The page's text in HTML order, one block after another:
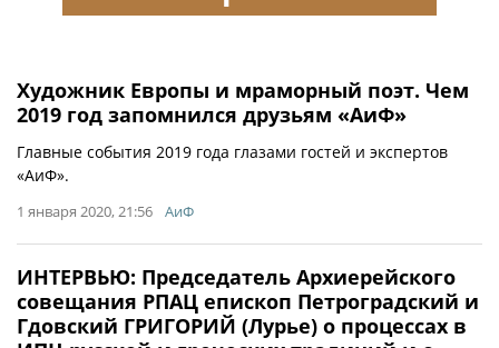
Художник Европы и мраморный поэт. Чем
2019 год запомнился друзьям «АиФ»
Главные события 2019 года глазами гостей и экспертов
«АиФ».
1 января 2020, 21:56 АиФ
ИНТЕРВЬЮ: Председатель Архиерейского
совещания РПАЦ епископ Петроградский и
Гдовский ГРИГОРИЙ (Лурье) о процессах в